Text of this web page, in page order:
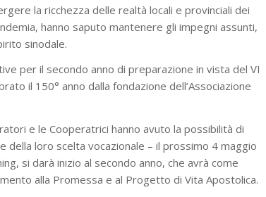
la ricchezza delle realtà locali e provinciali dei
hanno saputo mantenere gli impegni assunti,
sinodale.
per il secondo anno di preparazione in vista del VI
il 150° anno dalla fondazione dell’Associazione
e le Cooperatrici hanno avuto la possibilità di
della loro scelta vocazionale – il prossimo 4 maggio
si darà inizio al secondo anno, che avrà come
alla Promessa e al Progetto di Vita Apostolica.